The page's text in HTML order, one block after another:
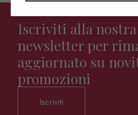
Iscriviti alla nostra
newsletter per
aggiornato su
promozioni
Iscriviti